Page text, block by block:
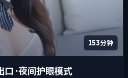
153分钟
口 · 夜间护眼模式